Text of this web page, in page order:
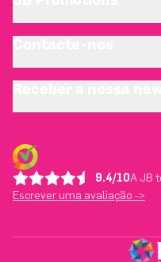
9.4/10A JB
Escrever uma avaliação ->